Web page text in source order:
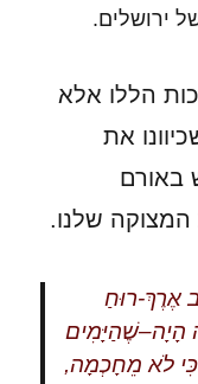
ירושלים.
הללו אלא
את
באורם
המצוקה שלנו.
אֶרֶךְ-רוּחַ
לֹא מֵחָכְמָה,